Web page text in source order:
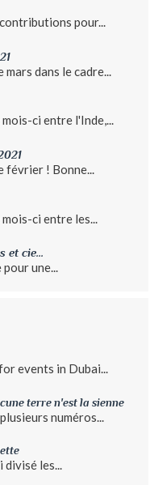
pour...
dans le cadre...
ci entre l'Inde,...
février ! Bonne...
ci entre les...
et cie...
une...
events in Dubai...
terre n'est la sienne
numéros...
divisé les...